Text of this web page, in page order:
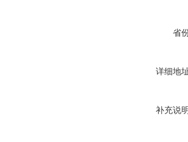
省
详细地
补充说